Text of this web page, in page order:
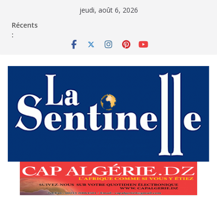
jeudi, août 6, 2026
Récents
: